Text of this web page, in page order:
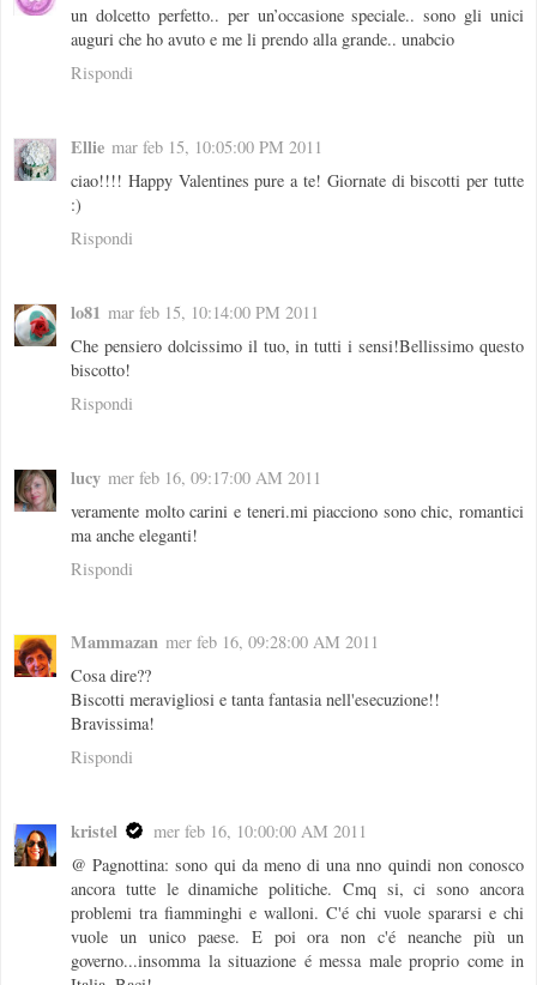
un dolcetto perfetto.. per un’occasione speciale.. sono gli unici
auguri che ho avuto e me li prendo alla grande.. unabcio
Rispondi
Ellie mar feb 15, 10:05:00 PM 2011
ciao!!!! Happy Valentines pure a te! Giornate di biscotti per tutte
:)
Rispondi
lo81 mar feb 15, 10:14:00 PM 2011
Che pensiero dolcissimo il tuo, in tutti i sensi!Bellissimo questo
biscotto!
Rispondi
lucy mer feb 16, 09:17:00 AM 2011
veramente molto carini e teneri.mi piacciono sono chic, romantici
ma anche eleganti!
Rispondi
Mammazan mer feb 16, 09:28:00 AM 2011
Cosa dire??
Biscotti meravigliosi e tanta fantasia nell'esecuzione!!
Bravissima!
Rispondi
kristel
mer feb 16, 10:00:00 AM 2011
@ Pagnottina: sono qui da meno di una nno quindi non conosco
ancora tutte le dinamiche politiche. Cmq si, ci sono ancora
problemi tra fiamminghi e walloni. C'é chi vuole spararsi e chi
vuole un unico paese. E poi ora non c'é neanche più un
governo...insomma la situazione é messa male proprio come in